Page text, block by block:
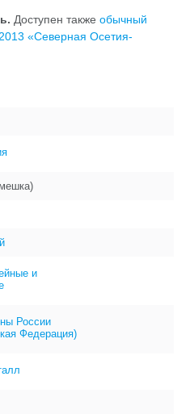
Доступен также обычный
«Северная Осетия-
и
России
Федерация)